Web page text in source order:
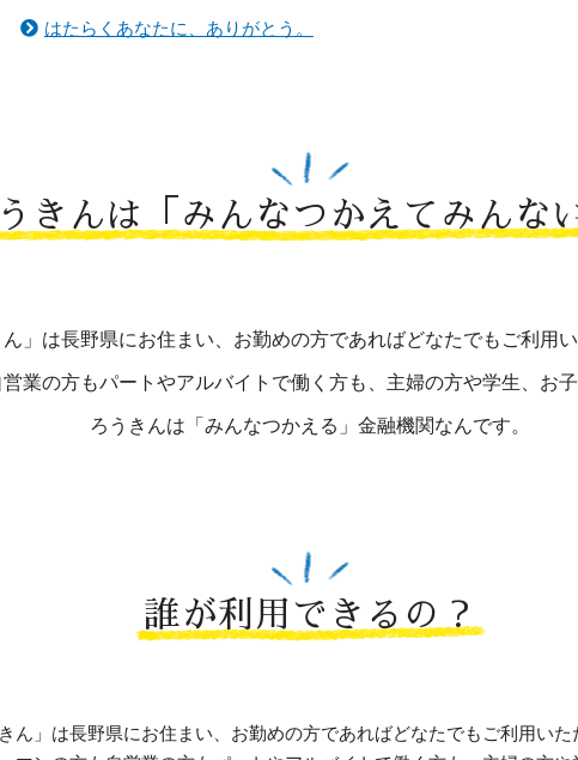
はたらくあなたに、ありがとう。
きんは 「みんなつかえてみんな
ん」は長野県にお住まい、お勤めの方であればどなたでもご利用い
業の方もパートやアルバイトで働く方も、主婦の方や学生、お
ろうきんは「みんなつかえる」金融機関なんです。
誰が利用できるの？
きん」は長野県にお住まい、お勤めの方であればどなたでもご利用いた